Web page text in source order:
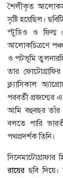
শৈলীকৃত
সৃষ্টি হয়েছিল।
স্টুডিও ও ফিল্ম
আলােকচিত্রণে
ও পটভূমি
তার ফোটোগ্রাফির
ক্ল্যাসিকাল
পরবর্তী প্রজন্মের
আমি বহুবছর তাঁর
বলতে পারি
পথপ্রদর্শক তিনি।
রায়েরছবি দিয়ে।